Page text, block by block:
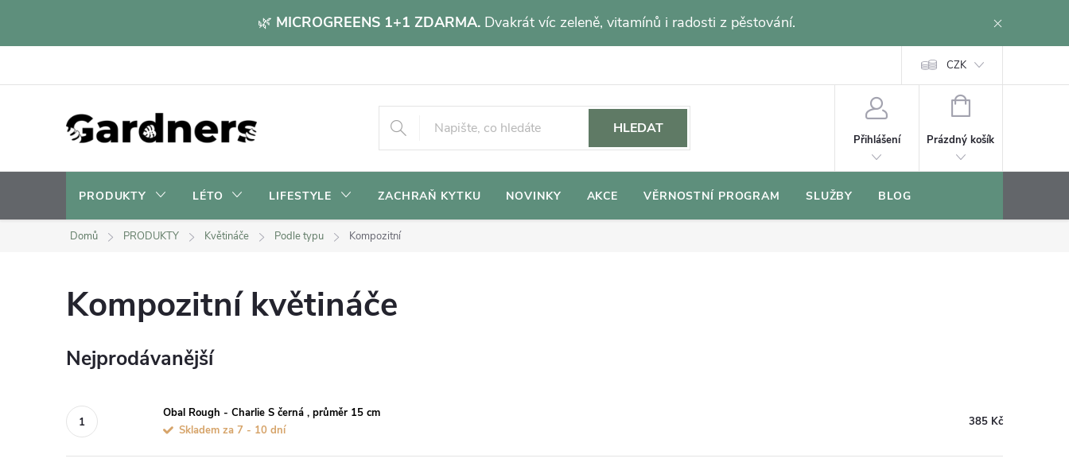
🌿 MICROGREENS 1+1 ZDARMA. Dvakrát víc zeleně, vitamínů i radosti z pěstování.
CZK
HLEDAT
Přihlášení
NÁKUPNÍ
Prázdný košík
PRODUKTY LÉTO LIFESTYLE ZACHRAŇ KYTKU NOVINKY AKCE VĚRNOSTNÍ PROGRAM SLUŽBY BLOG
Domů PRODUKTY Květináče Podle typu Kompozitní
Kompozitní květináče
Nejprodávanější
Obal Rough - Charlie S černá , průměr 15 cm
Skladem za 7 - 10 dní
385 Kč